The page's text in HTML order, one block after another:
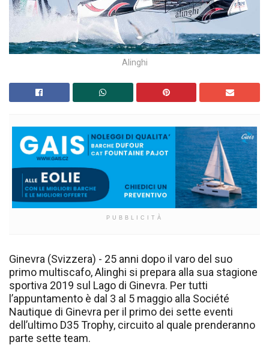
Alinghi
PUBBLICITÀ
Ginevra (Svizzera) - 25 anni dopo il varo del suo
primo multiscafo, Alinghi si prepara alla sua stagione
sportiva 2019 sul Lago di Ginevra. Per tutti
l’appuntamento è dal 3 al 5 maggio alla Société
Nautique di Ginevra per il primo dei sette eventi
dell’ultimo D35 Trophy, circuito al quale prenderanno
parte sette team.